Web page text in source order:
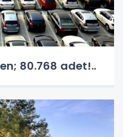
80.768 adet!..